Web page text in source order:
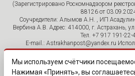
(Зарегистрировано Роскомнадзором
88126 от
Соучредители: Алымов А.Н. , ИП
Вербина А.В. Адрес: 414000, г. Астрахань,
Тел. +7 917 191-22-
E-mail.: Astrakhanpost@yandex.ru
размещенных на страницах сетевого
допускается исключительно с указанием
активной гиперссылки на портал
читателей сайта размещаются без
Мы используем счётчики
Нажимая «Принять», вы